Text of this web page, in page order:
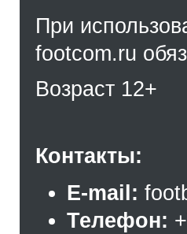
При
footcom.ru
Возраст 12+
Контакты:
E-mail:
Телефон: